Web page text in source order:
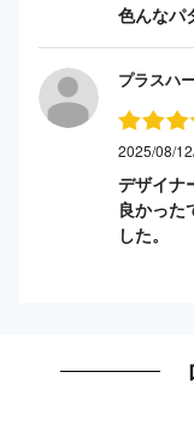
色んなパ
プラスハ
2025/08/
デザイナ
良かった
した。